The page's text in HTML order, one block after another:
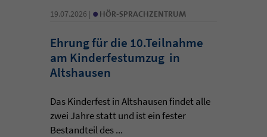
19.07.2026 | • HÖR-SPRACHZENTRUM
Ehrung für die 10.Teilnahme
am Kinderfestumzug in
Altshausen
Das Kinderfest in Altshausen findet alle
zwei Jahre statt und ist ein fester
Bestandteil des ...